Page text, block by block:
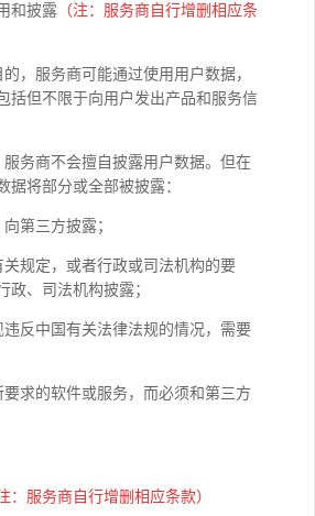
和披露 （注：服务商自行增删相应条
，服务商可能通过使用用户数据，
括但不限于向用户发出产品和服务信
务商不会擅自披露用户数据。但在
据将部分或全部被披露：
第三方披露；
关规定，或者行政或司法机构的要
政、司法机构披露；
违反中国有关法律法规的情况，需要
要求的软件或服务，而必须和第三方
注：服务商自行增删相应条款）